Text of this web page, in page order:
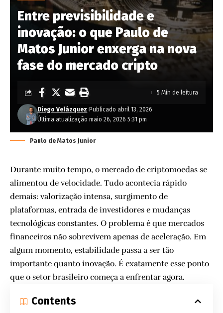
Entre previsibilidade e
inovação: o que Paulo de
Matos Junior enxerga na nova
fase do mercado cripto
Última atualização maio 26, 2026 5:31 pm
Diego Velázquez Publicado abril 13, 2026
5 Min de leitura
Paulo de Matos Junior
Durante muito tempo, o mercado de criptomoedas se
alimentou de velocidade. Tudo acontecia rápido
demais: valorização intensa, surgimento de
plataformas, entrada de investidores e mudanças
tecnológicas constantes. O problema é que mercados
financeiros não sobrevivem apenas de aceleração. Em
algum momento, estabilidade passa a ser tão
importante quanto inovação. É exatamente esse ponto
que o setor brasileiro começa a enfrentar agora.
Contents